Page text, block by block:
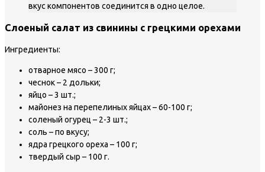
вкус компонентов соединится в одно целое.
Слоеный салат из свинины с грецкими орехами
Ингредиенты:
отварное мясо – 300 г;
чеснок – 2 дольки;
яйцо – 3 шт.;
майонез на перепелиных яйцах – 60-100 г;
соленый огурец – 2-3 шт.;
соль – по вкусу;
ядра грецкого ореха – 100 г;
твердый сыр – 100 г.